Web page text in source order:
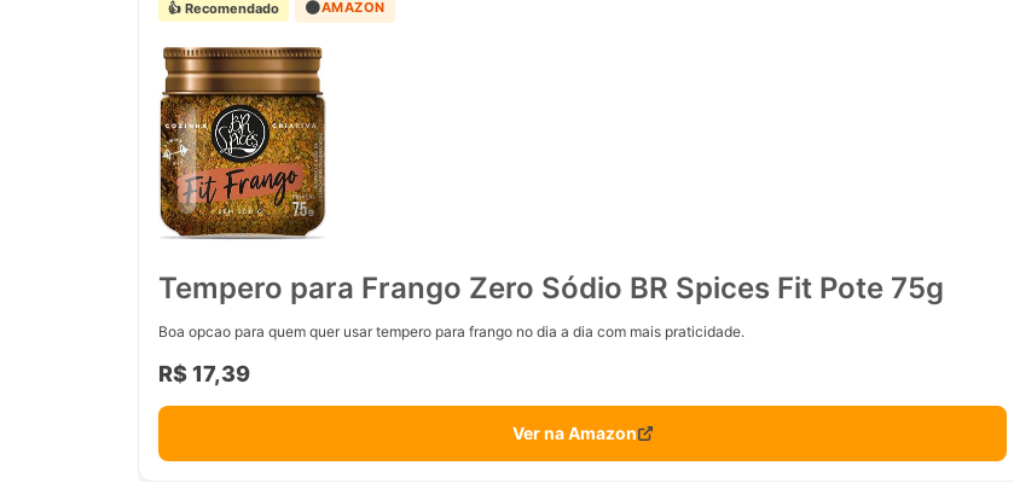
👍 Recomendado 🟠AMAZON
Tempero para Frango Zero Sódio BR Spices Fit Pote 75g
Boa opcao para quem quer usar tempero para frango no dia a dia com mais praticidade.
R$ 17,39
Ver na Amazon